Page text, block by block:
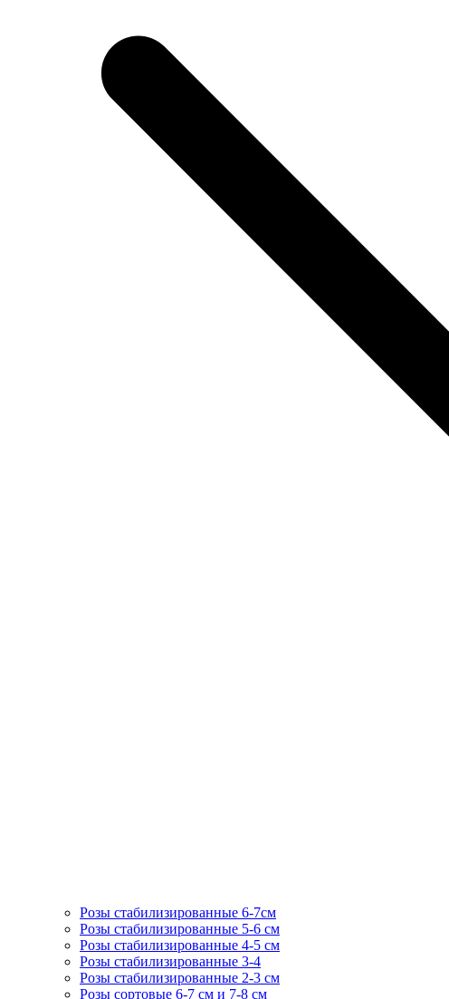
Розы стабилизированные 6-7см
Розы стабилизированные 5-6 см
Розы стабилизированные 4-5 см
Розы стабилизированные 3-4
Розы стабилизированные 2-3 см
Розы сортовые 6-7 см и 7-8 см